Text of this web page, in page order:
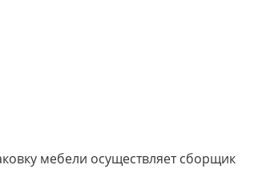
мебели осуществляет сборщик